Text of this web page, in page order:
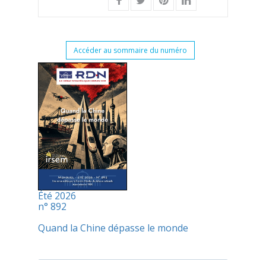
Accéder au sommaire du numéro
Été 2026
n° 892
Quand la Chine dépasse le monde